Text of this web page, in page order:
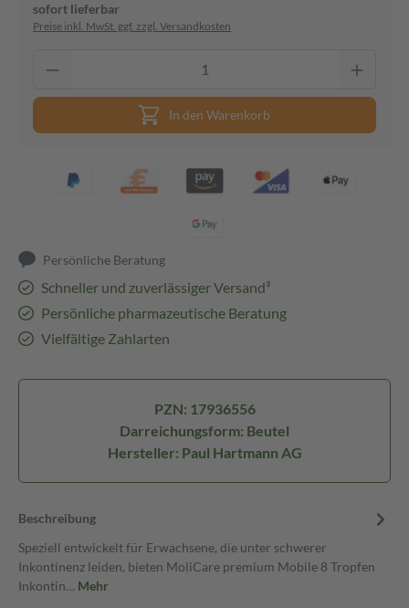
sofort lieferbar
Preise inkl. MwSt. ggf. zzgl. Versandkosten
In den Warenkorb
Persönliche Beratung
Schneller und zuverlässiger Versand³
Persönliche pharmazeutische Beratung
Vielfältige Zahlarten
PZN: 17936556
Darreichungsform: Beutel
Hersteller: Paul Hartmann AG
Beschreibung
Speziell entwickelt für Erwachsene, die unter schwerer
Inkontinenz leiden, bieten MoliCare premium Mobile 8 Tropfen
Inkontin… Mehr